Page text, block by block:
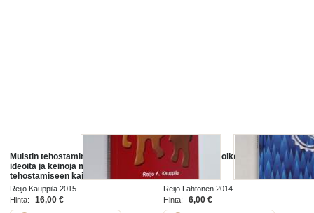
Muistin tehostaminen : ohjeita,
ideoita ja keinoja muistin
tehostamiseen kaikenikäisille
Reijo Kauppila 2015
Hinta:
16,00 €
Suurisavotta : oikeus metsässä
Reijo Lahtonen 2014
Hinta:
6,00 €